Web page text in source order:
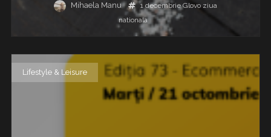
Mihaela Manu 1 decembrie Glovo ziua
nationala
Lifestyle & Leisure